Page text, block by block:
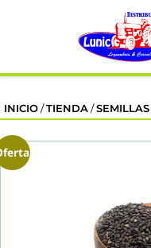
INICIO /TIENDA /SEMILLAS